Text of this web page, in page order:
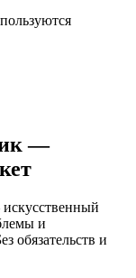
—
и
обязательств и